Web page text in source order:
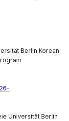
Berlin Korean
Universität Berlin